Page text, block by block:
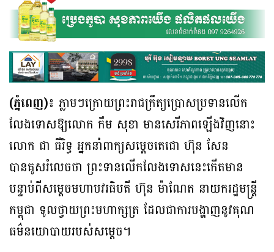
(ភ្នំពេញ)៖ ភ្លាមៗក្រោយព្រះរាជក្រឹត្យប្រោសប្រទានលើក
លែងទោសឱ្យលោក កឹម សុខា មានសេរីភាពឡើងវិញនោះ
លោក ជា ធីរិទ្ធ អ្នកនាំពាក្យសម្តេចតេជោ ហ៊ុន សែន
បានគូសរំលេចថា ព្រះទានលើកលែងទោសនេះកើតមាន
បន្ទាប់ពីសម្តេចមហាបវរធិបតី ហ៊ុន ម៉ាណែត នាយករដ្ឋមន្ត្រី
កម្ពុជា ទូលថ្វាយព្រះមហាក្សត្រ ដែលជាការបង្ហាញនូវគុណ
ធម៌នយោបាយរបស់សម្តេច។